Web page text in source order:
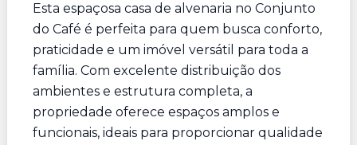
Esta espaçosa casa de alvenaria no Conjunto
do Café é perfeita para quem busca conforto,
praticidade e um imóvel versátil para toda a
família. Com excelente distribuição dos
ambientes e estrutura completa, a
propriedade oferece espaços amplos e
funcionais, ideais para proporcionar qualidade